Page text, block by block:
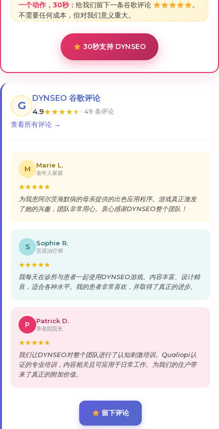
一个动作，30秒： 给我们留下一条谷歌评论
。
不需要任何成本，但对我们意义重大。
30秒支持 DYNSEO
G
DYNSEO 谷歌评论
4.9★★★★★ · 49 条评论
查看所有评论 →
M Marie L.
老年人家庭
★★★★★
为我患阿尔茨海默病的母亲提供的出色应用程序。游戏真正激发
了她的兴趣，团队非常用心。衷心感谢DYNSEO整个团队！
S Sophie R.
言语治疗师
★★★★★
我每天在诊所与患者一起使用DYNSEO游戏。内容丰富、设计精
良，适合各种水平。我的患者非常喜欢，并取得了真正的进步。
P Patrick D.
养老院院长
★★★★★
我们让DYNSEO对整个团队进行了认知刺激培训。Qualiopi认
证的专业培训，内容相关且可应用于日常工作。为我们的住户带
来了真正的附加价值。
留下评论